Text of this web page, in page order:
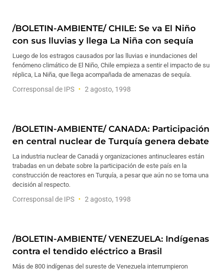
/BOLETIN-AMBIENTE/ CHILE: Se va El Niño
con sus lluvias y llega La Niña con sequía
Luego de los estragos causados por las lluvias e inundaciones del
fenómeno climático de El Niño, Chile empieza a sentir el impacto de su
réplica, La Niña, que llega acompañada de amenazas de sequía.
Corresponsal de IPS 2 agosto, 1998
/BOLETIN-AMBIENTE/ CANADA: Participación
en central nuclear de Turquía genera debate
La industria nuclear de Canadá y organizaciones antinucleares están
trabadas en un debate sobre la participación de este país en la
construcción de reactores en Turquía, a pesar que aún no se toma una
decisión al respecto.
Corresponsal de IPS 2 agosto, 1998
/BOLETIN-AMBIENTE/ VENEZUELA: Indígenas
contra el tendido eléctrico a Brasil
Más de 800 indígenas del sureste de Venezuela interrumpieron